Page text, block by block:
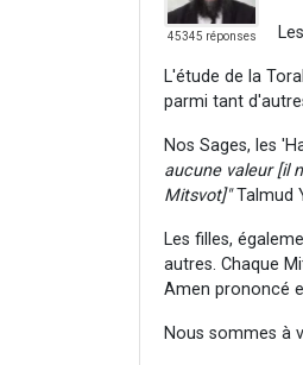
45345 réponses
L'étude de la
parmi tant
Nos Sages, les
aucune valeur [il
Mitsvot]"Talmud
Les filles,
autres. Chaque
Amen prononcé
Nous sommes à